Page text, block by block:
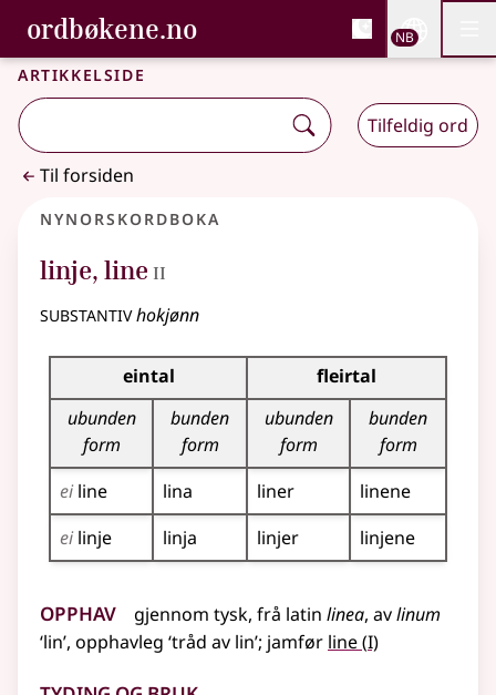
Gå til hovedinnhold
Tilgjengelighet
ordbøkene.no, Bokmålsordboka og
Bokmålsordboka og Nynorskordboka
NB
Artikkelside
Tilfeldig ord
Til forsiden
Nynorskordboka
linje, line 2
II
substantivhokjønn
Bøyningstabell for dette substantivet
eintal
fleirtal
ubunden
form
bunden
form
ubunden
form
bunden
form
ei line lina liner
linene
ei linje linja linjer linjene
Opphav gjennom tysk, frå latin linea, avlinum
‘lin’, opphavleg ‘tråd av lin’; jamfør line(1
I)